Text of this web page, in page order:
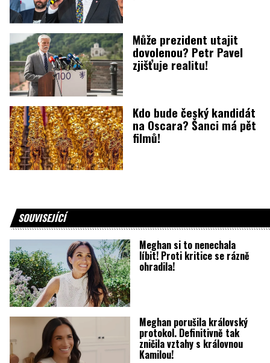
Může prezident utajit
dovolenou? Petr Pavel
zjišťuje realitu!
Kdo bude český kandidát
na Oscara? Šanci má pět
filmů!
SOUVISEJÍCÍ
Meghan si to nenechala
líbit! Proti kritice se rázně
ohradila!
Meghan porušila královský
protokol. Definitivně tak
zničila vztahy s královnou
Kamilou!